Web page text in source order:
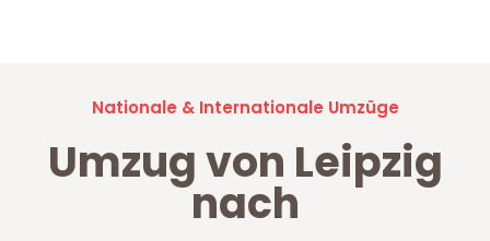
Nationale & Internationale Umzüge
Umzug von Leipzig
nach